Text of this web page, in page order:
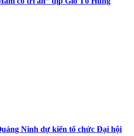
Ninh dự kiến tổ chức Đại hội